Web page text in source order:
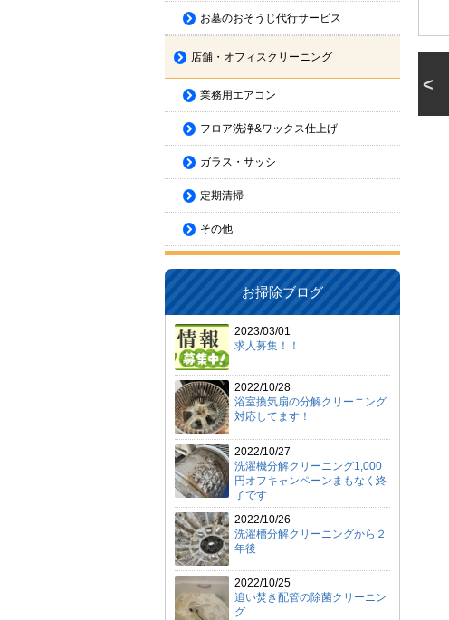
お墓のおそうじ代行サービス
店舗・オフィスクリーニング
業務用エアコン
フロア洗浄&ワックス仕上げ
ガラス・サッシ
定期清掃
その他
お掃除ブログ
2023/03/01
求人募集！！
2022/10/28
浴室換気扇の分解クリーニング
対応してます！
2022/10/27
洗濯機分解クリーニング1,000
円オフキャンペーンまもなく終
了です
2022/10/26
洗濯槽分解クリーニングから２
年後
2022/10/25
追い焚き配管の除菌クリーニン
グ